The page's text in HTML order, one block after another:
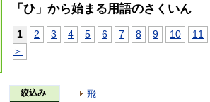
「ひ」から始まる用語のさくいん
1 2 3 4 5 6 7 8 9 10
11
＞
絞込み
飛